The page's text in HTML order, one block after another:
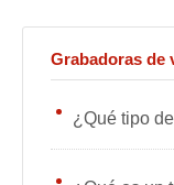
Grabadoras de
¿Qué tipo